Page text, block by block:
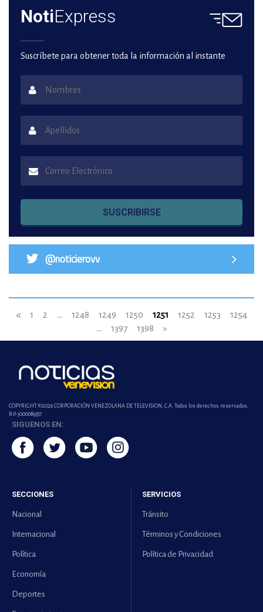
NotiExpress
Suscríbete para obtener toda la información al instante
SUSCRIBIRSE
@noticierovv
« 1 2 ... 1248 1249 1250 1251 1252 1253
1254
...
1397 1398 »
COPYRIGHT ©2026 CORPORACIÓN VENEZOLANA DE TELEVISION, C.A. Todos los derechos reservados.
Rif-j000089337
SIGUENOS EN:
SECCIONES
Nacional
Internacional
Política
Economía
Deportes
SERVICIOS
Tránsito
Términos y Condiciones
Política de Privacidad